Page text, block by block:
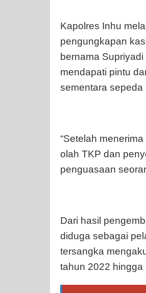
Kapolres Inhu
pengungkapan
bernama
mendapati pintu
sementara sepeda
“Setelah
olah TKP dan
penguasaan
Dari hasil
diduga sebagai
tersangka
tahun 2022 hingga